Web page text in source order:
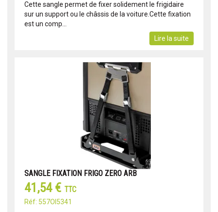
Cette sangle permet de fixer solidement le frigidaire
sur un support ou le châssis de la voiture.Cette fixation
est un comp...
Lire la suite
SANGLE FIXATION FRIGO ZERO ARB
41,54 € TTC
Réf: 557OI5341